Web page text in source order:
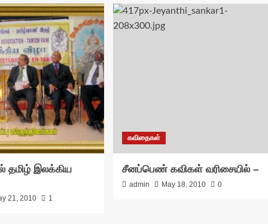
தமிழ் இலக்கிய
21, 2010 1
கவிதைகள்
சீனப்பெண் கவிகள் வரிசையில் –
admin May 18, 2010 0